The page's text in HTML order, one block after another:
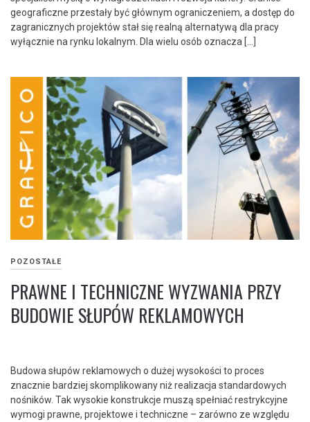
geograficzne przestały być głównym ograniczeniem, a dostęp do
zagranicznych projektów stał się realną alternatywą dla pracy
wyłącznie na rynku lokalnym. Dla wielu osób oznacza […]
POZOSTAŁE
PRAWNE I TECHNICZNE WYZWANIA PRZY
BUDOWIE SŁUPÓW REKLAMOWYCH
Budowa słupów reklamowych o dużej wysokości to proces
znacznie bardziej skomplikowany niż realizacja standardowych
nośników. Tak wysokie konstrukcje muszą spełniać restrykcyjne
wymogi prawne, projektowe i techniczne – zarówno ze względu